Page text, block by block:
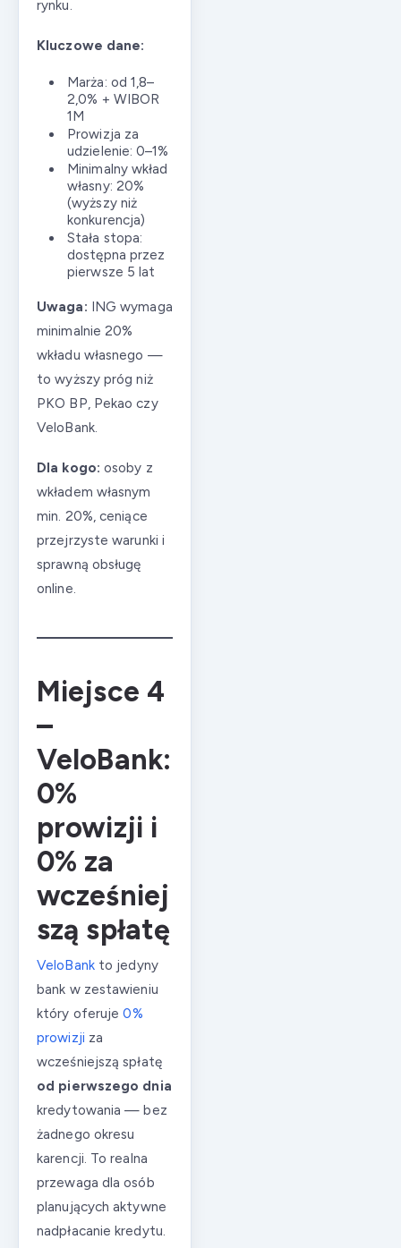
rynku.
Kluczowe dane:
Marża: od 1,8–
2,0% + WIBOR
1M
Prowizja za
udzielenie: 0–1%
Minimalny wkład
własny: 20%
(wyższy niż
konkurencja)
Stała stopa:
dostępna przez
pierwsze 5 lat
Uwaga: ING wymaga
minimalnie 20%
wkładu własnego —
to wyższy próg niż
PKO BP, Pekao czy
VeloBank.
Dla kogo: osoby z
wkładem własnym
min. 20%, ceniące
przejrzyste warunki i
sprawną obsługę
online.
Miejsce 4
–
VeloBank:
0%
prowizji i
0% za
wcześniej
szą spłatę
VeloBankto jedyny
bank w zestawieniu
który oferuje0%
prowizji za
wcześniejszą spłatę
od pierwszego dnia
kredytowania — bez
żadnego okresu
karencji. To realna
przewaga dla osób
planujących aktywne
nadpłacanie kredytu.